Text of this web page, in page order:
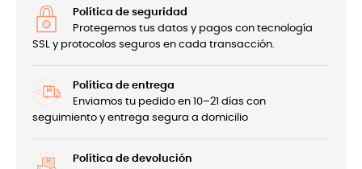
Política de seguridad
Protegemos tus datos y pagos con tecnología
SSL y protocolos seguros en cada transacción.
Política de entrega
Enviamos tu pedido en 10–21 días con
seguimiento y entrega segura a domicilio
Política de devolución